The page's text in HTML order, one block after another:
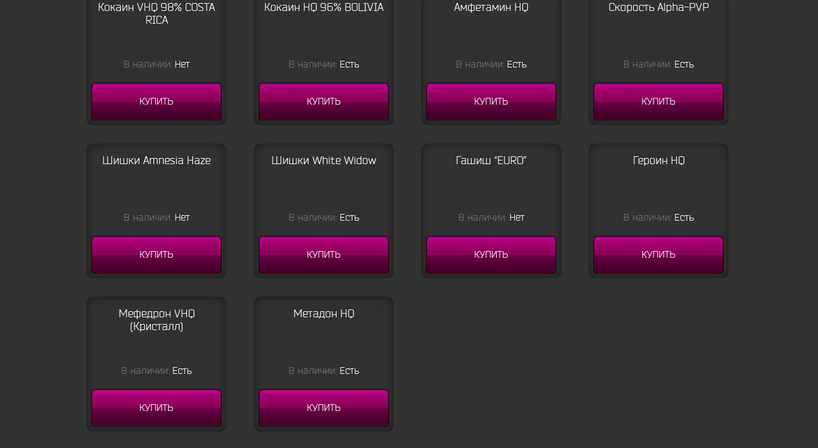
Кокаин VHQ 98% COSTA
RICA
В наличии: Нет
КУПИТЬ
Кокаин HQ 96% BOLIVIA
В наличии: Есть
КУПИТЬ
Амфетамин HQ
В наличии: Есть
КУПИТЬ
Скорость Alpha-PVP
В наличии: Есть
КУПИТЬ
Шишки Amnesia Haze
В наличии: Нет
КУПИТЬ
Шишки White Widow
В наличии: Есть
КУПИТЬ
Гашиш “EURO”
В наличии: Нет
КУПИТЬ
Героин HQ
В наличии: Есть
КУПИТЬ
Мефедрон VHQ
(Кристалл)
В наличии: Есть
КУПИТЬ
Метадон HQ
В наличии: Есть
КУПИТЬ